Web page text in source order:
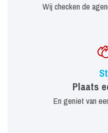
Wij checken de
Plaats
En geniet van